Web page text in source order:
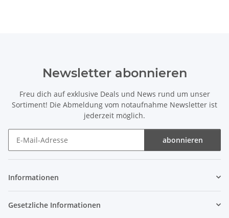
Newsletter abonnieren
Freu dich auf exklusive Deals und News rund um unser
Sortiment! Die Abmeldung vom notaufnahme Newsletter ist
jederzeit möglich.
abonnieren
Informationen
Gesetzliche Informationen